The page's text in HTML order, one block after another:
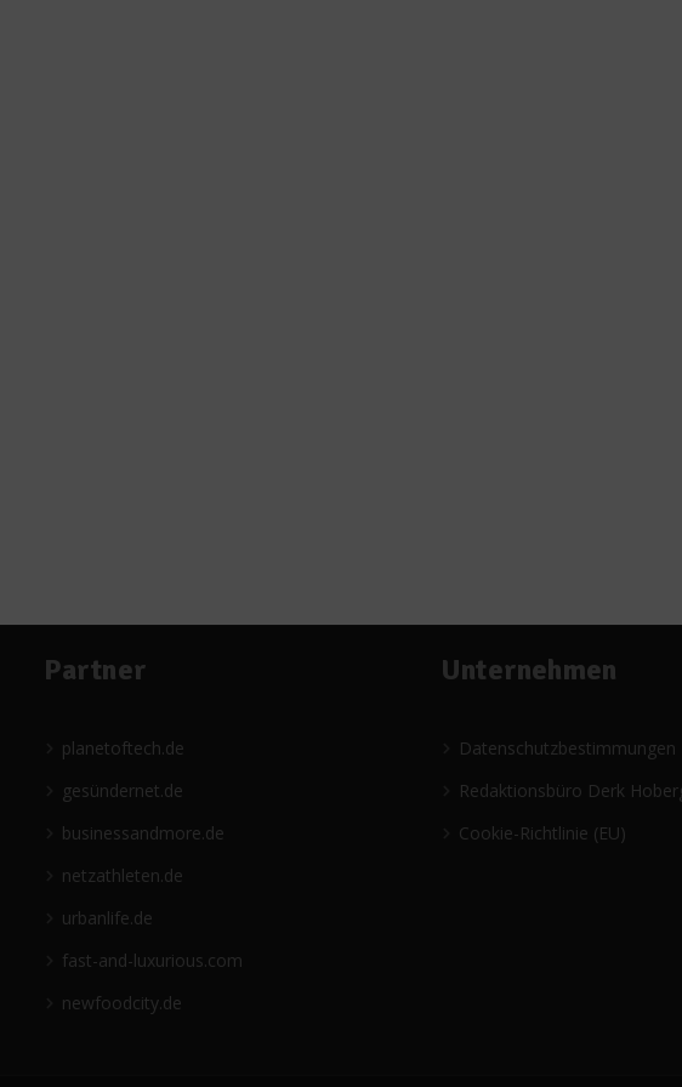
Partner
planetoftech.de
gesündernet.de
businessandmore.de
netzathleten.de
urbanlife.de
fast-and-luxurious.com
newfoodcity.de
Unternehmen
Datenschutzbestimmungen
Redaktionsbüro Derk
Cookie-Richtlinie (EU)